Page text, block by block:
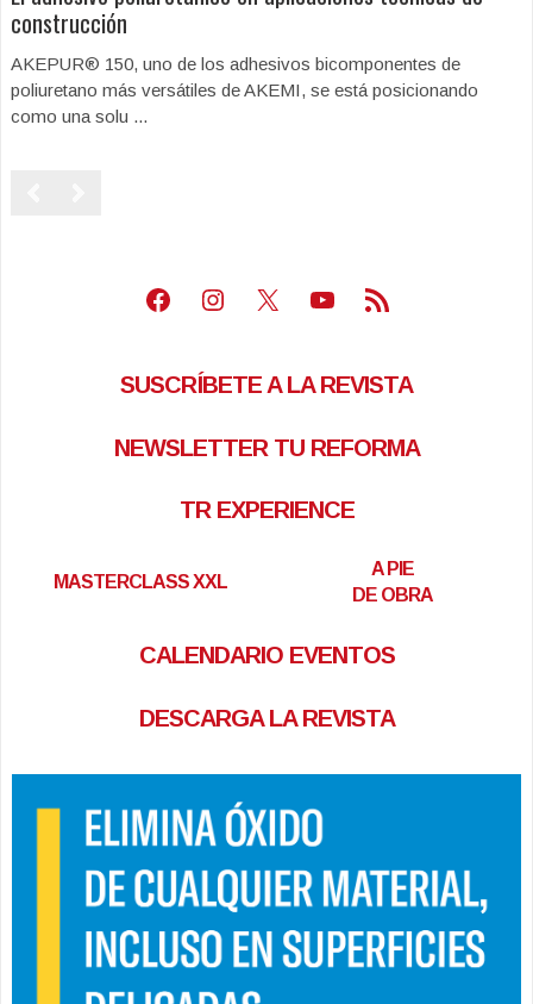
construcción
AKEPUR® 150, uno de los adhesivos bicomponentes de
poliuretano más versátiles de AKEMI, se está posicionando
como una solu ...
Facebook
Instagram
X Youtube
Feed RSS
SUSCRÍBETE A LA REVISTA
NEWSLETTER TU REFORMA
TR EXPERIENCE
MASTERCLASS XXL
A PIE
DE OBRA
CALENDARIO EVENTOS
DESCARGA LA REVISTA